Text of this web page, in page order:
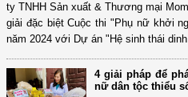
ty TNHH Sản xuất & Thương mại
giải đặc biệt Cuộc thi "Phụ nữ khởi
năm 2024 với Dự án "Hệ sinh thái
4 giải pháp để
nữ dân tộc thiểu